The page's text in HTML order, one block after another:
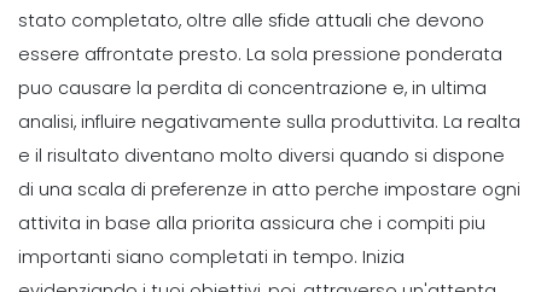
stato completato, oltre alle sfide attuali che devono
essere affrontate presto. La sola pressione ponderata
puo causare la perdita di concentrazione e, in ultima
analisi, influire negativamente sulla produttivita. La realta
e il risultato diventano molto diversi quando si dispone
di una scala di preferenze in atto perche impostare ogni
attivita in base alla priorita assicura che i compiti piu
importanti siano completati in tempo. Inizia